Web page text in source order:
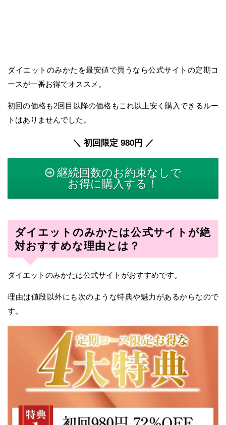
ダイエットのみかたを最安値で買うなら公式サイトの定期コ
ースが一番お得でオススメ。
初回の価格も2回目以降の価格もこれ以上安く購入できるルー
トはありませんでした。
＼ 初回限定 980円 ／
継続回数のお約束なしで
お得に購入する！
ダイエットのみかたは公式サイトが絶
対おすすめな理由とは？
ダイエットのみかたは公式サイトがおすすめです。
理由は値段以外にも次のような特典や魅力があるからなので
す。